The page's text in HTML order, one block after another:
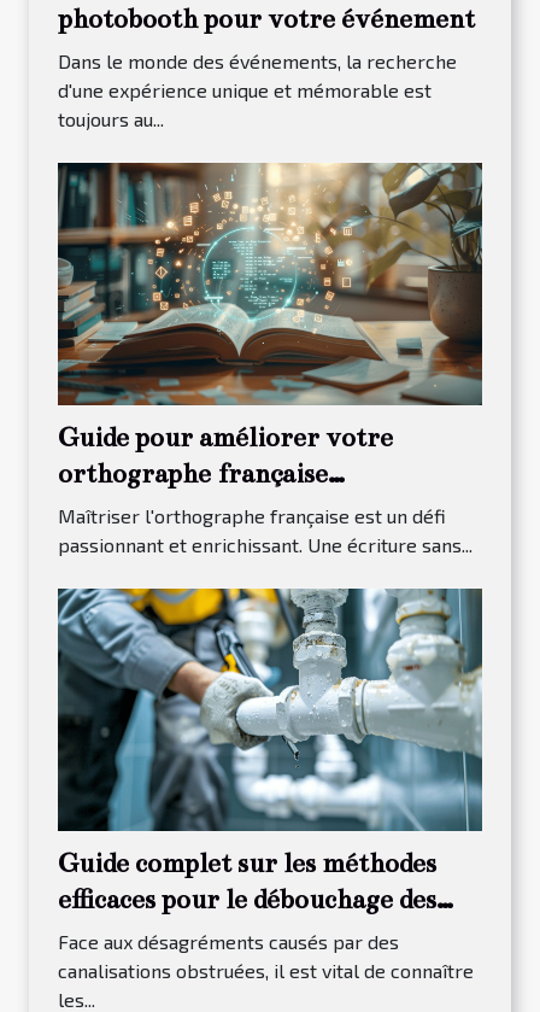
photobooth pour votre événement
Dans le monde des événements, la recherche
d'une expérience unique et mémorable est
toujours au...
Guide pour améliorer votre
orthographe française
efficacement
Maîtriser l'orthographe française est un défi
passionnant et enrichissant. Une écriture sans...
Guide complet sur les méthodes
efficaces pour le débouchage des
canalisations
Face aux désagréments causés par des
canalisations obstruées, il est vital de connaître
les...